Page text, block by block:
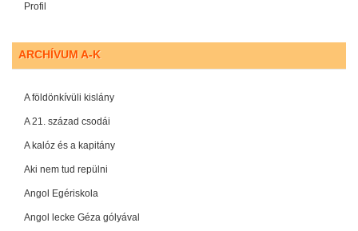
Profil
ARCHÍVUM A-K
A földönkívüli kislány
A 21. század csodái
A kalóz és a kapitány
Aki nem tud repülni
Angol Egériskola
Angol lecke Géza gólyával